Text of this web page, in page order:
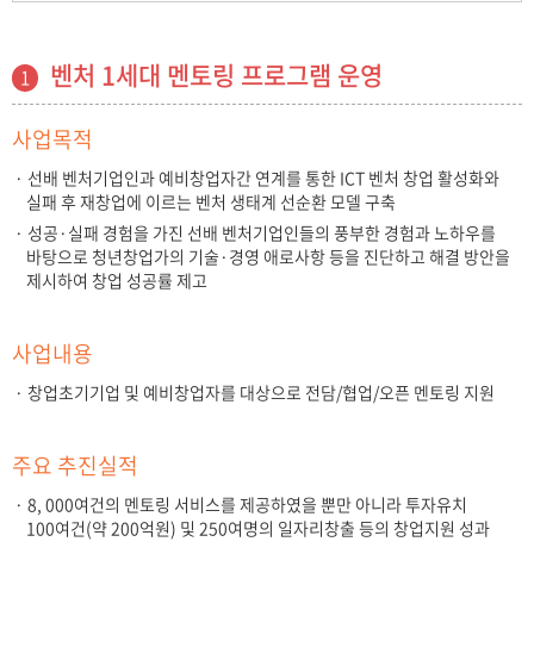
1 벤처 1세대 멘토링 프로그램 운영
사업목적
· 선배 벤처기업인과 예비창업자간 연계를 통한 ICT 벤처 창업 활성화와
실패 후 재창업에 이르는 벤처 생태계 선순환 모델 구축
· 성공·실패 경험을 가진 선배 벤처기업인들의 풍부한 경험과 노하우를
바탕으로 청년창업가의 기술·경영 애로사항 등을 진단하고 해결 방안을
제시하여 창업 성공률 제고
사업내용
· 창업초기기업 및 예비창업자를 대상으로 전담/협업/오픈 멘토링 지원
주요 추진실적
· 8, 000여건의 멘토링 서비스를 제공하였을 뿐만 아니라 투자유치
100여건(약 200억원) 및 250여명의 일자리창출 등의 창업지원 성과